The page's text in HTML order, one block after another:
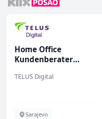
Home Office
Kundenberater
TELUS Digital
Sarajevo